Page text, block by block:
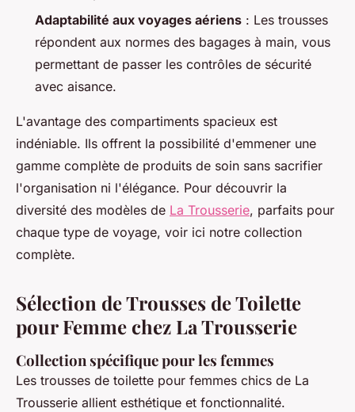
Adaptabilité aux voyages aériens : Les trousses
répondent aux normes des bagages à main, vous
permettant de passer les contrôles de sécurité
avec aisance.
L'avantage des compartiments spacieux est
indéniable. Ils offrent la possibilité d'emmener une
gamme complète de produits de soin sans sacrifier
l'organisation ni l'élégance. Pour découvrir la
diversité des modèles de La Trousserie, parfaits pour
chaque type de voyage, voir ici notre collection
complète.
Sélection de Trousses de Toilette
pour Femme chez La Trousserie
Collection spécifique pour les femmes
Les trousses de toilette pour femmes chics de La
Trousserie allient esthétique et fonctionnalité.